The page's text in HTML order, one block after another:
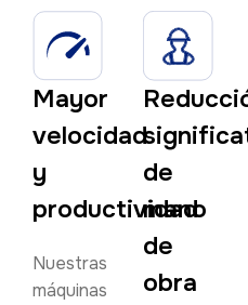
Mayor
velocidad
y
productividad
Nuestras
máquinas
de
mano
de
obra